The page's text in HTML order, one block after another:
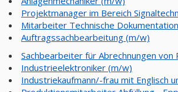
Projektmanager im Bereich
Mitarbeiter Technische
Auftragssachbearbeitung (m/w)
Sachbearbeiter für Abrechnungen
Industrieelektroniker (m/w)
Industriekaufmann/-frau mit Englisch